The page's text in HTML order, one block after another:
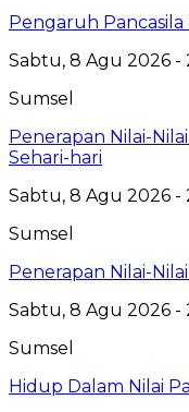
Pengaruh Pancasila
Sabtu, 8 Agu 2026 -
Sumsel
Penerapan Nilai-
Sehari-hari
Sabtu, 8 Agu 2026 -
Sumsel
Penerapan Nilai-
Sabtu, 8 Agu 2026 -
Sumsel
Hidup Dalam Nilai